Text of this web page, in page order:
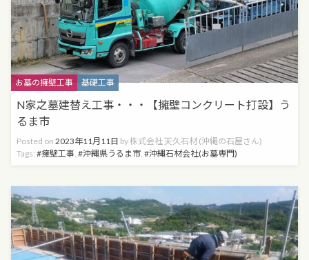
Categories
お墓の擁壁工事 基礎工事
N家之墓建替え工事・・・【擁壁コンクリート打設】う
るま市
Posted on 2023年11月11日 by株式会社 天久石材 (沖縄の石屋さん)
Tags:
擁壁工事 沖縄県うるま市 沖縄石材会社(お墓専門)